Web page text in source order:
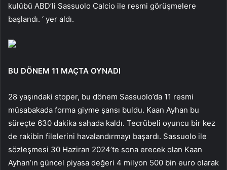
kulübü ABD’li Sassuolo Calcio ile resmi görüşmelere
başlandı. ‘ yer aldı.
BU DÖNEM 11 MAÇTA OYNADI
28 yaşındaki stoper, bu dönem Sassuolo’da 11 resmi
müsabakada forma giyme şansı buldu. Kaan Ayhan bu
süreçte 630 dakika sahada kaldı. Tecrübeli oyuncu bir kez
de rakibin filelerini havalandırmayı başardı. Sassuolo ile
sözleşmesi 30 Haziran 2024’te sona erecek olan Kaan
Ayhan’ın güncel piyasa değeri 4 milyon 500 bin euro olarak